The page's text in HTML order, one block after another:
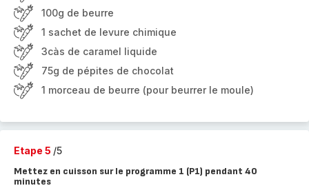
100g de beurre
1 sachet de levure chimique
3càs de caramel liquide
75g de pépites de chocolat
1 morceau de beurre (pour beurrer le moule)
Etape 5 /5
Mettez en cuisson sur le programme 1 (P1) pendant 40
minutes